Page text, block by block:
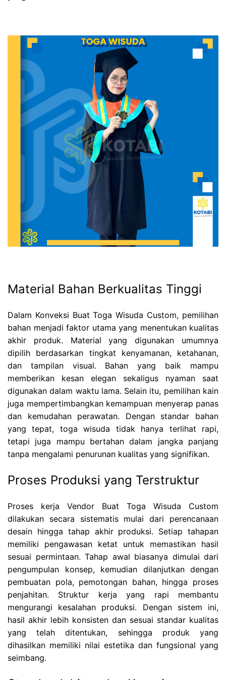
Material Bahan Berkualitas Tinggi
Dalam Konveksi Buat Toga Wisuda Custom, pemilihan
bahan menjadi faktor utama yang menentukan kualitas
akhir produk. Material yang digunakan umumnya
dipilih berdasarkan tingkat kenyamanan, ketahanan,
dan tampilan visual. Bahan yang baik mampu
memberikan kesan elegan sekaligus nyaman saat
digunakan dalam waktu lama. Selain itu, pemilihan kain
juga mempertimbangkan kemampuan menyerap panas
dan kemudahan perawatan. Dengan standar bahan
yang tepat, toga wisuda tidak hanya terlihat rapi,
tetapi juga mampu bertahan dalam jangka panjang
tanpa mengalami penurunan kualitas yang signifikan.
Proses Produksi yang Terstruktur
Proses kerja Vendor Buat Toga Wisuda Custom
dilakukan secara sistematis mulai dari perencanaan
desain hingga tahap akhir produksi. Setiap tahapan
memiliki pengawasan ketat untuk memastikan hasil
sesuai permintaan. Tahap awal biasanya dimulai dari
pengumpulan konsep, kemudian dilanjutkan dengan
pembuatan pola, pemotongan bahan, hingga proses
penjahitan. Struktur kerja yang rapi membantu
mengurangi kesalahan produksi. Dengan sistem ini,
hasil akhir lebih konsisten dan sesuai standar kualitas
yang telah ditentukan, sehingga produk yang
dihasilkan memiliki nilai estetika dan fungsional yang
seimbang.